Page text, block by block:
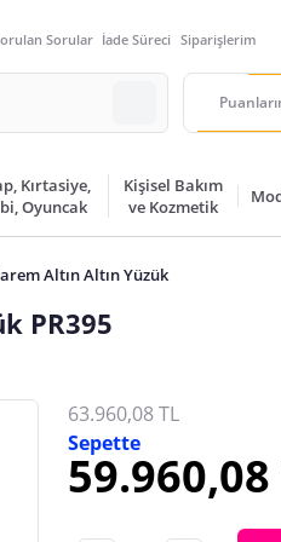
Sorular İade Süreci Siparişlerim
Kırtasiye,
Oyuncak
Kişisel Bakım
ve Kozmetik
Altın Altın Yüzük
PR395
63.960,08 TL
Sepette
59.960,08